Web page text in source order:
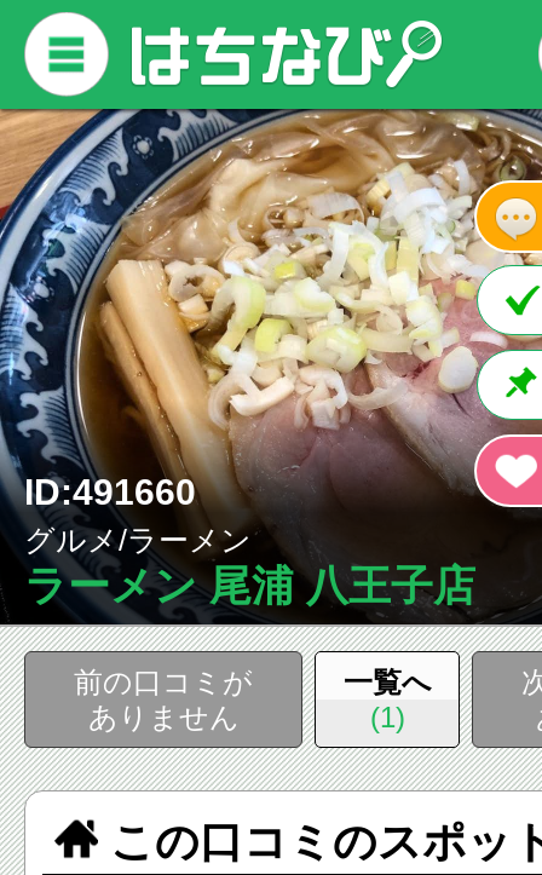
ID:491660
グルメ/ラーメン
ラーメン 尾浦 八王子店
前の口コミが
ありません
一覧へ
(1)
この口コミのスポッ